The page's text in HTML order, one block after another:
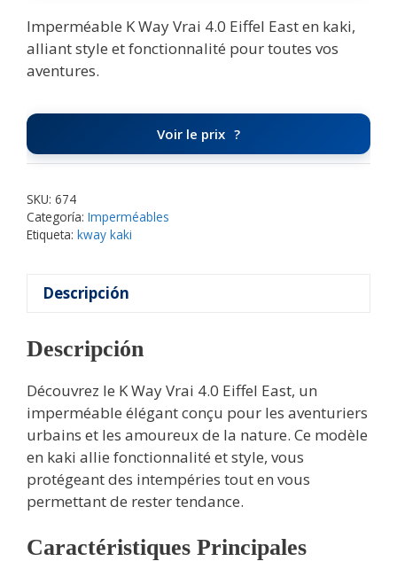
Imperméable K Way Vrai 4.0 Eiffel East en kaki,
alliant style et fonctionnalité pour toutes vos
aventures.
Voir le prix
SKU: 674
Categoría: Imperméables
Etiqueta: kway kaki
Descripción
Descripción
Découvrez le K Way Vrai 4.0 Eiffel East, un
imperméable élégant conçu pour les aventuriers
urbains et les amoureux de la nature. Ce modèle
en kaki allie fonctionnalité et style, vous
protégeant des intempéries tout en vous
permettant de rester tendance.
Caractéristiques Principales